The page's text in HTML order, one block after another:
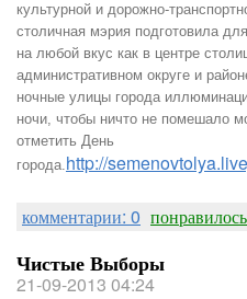
культурной и дорожно-
столичная мэрия подготовила
на любой вкус как в центре
административном округе и
ночные улицы города
ночи, чтобы ничто не помешало
отметить День
города.http://
комментарии: 0
Чистые Выборы
21-09-2013 04:24